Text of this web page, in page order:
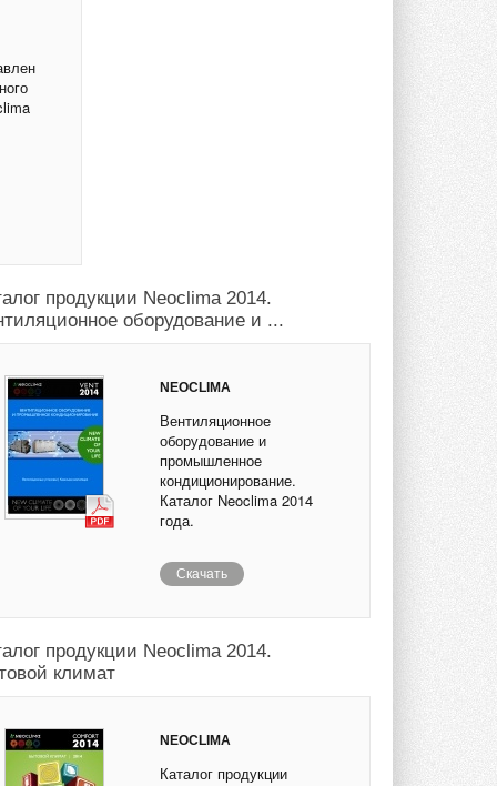
продукции Neoclima 2014.
оборудование и ...
NEOCLIMA
Вентиляционное
оборудование и
промышленное
кондиционирование.
Каталог Neoclima 2014
года.
Скачать
продукции Neoclima 2014.
климат
NEOCLIMA
Каталог продукции